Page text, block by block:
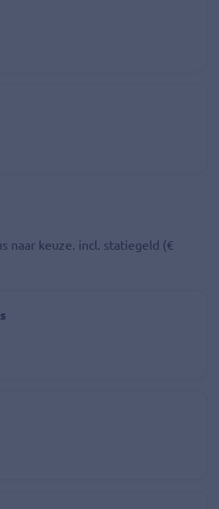
naar keuze. incl. statiegeld (€